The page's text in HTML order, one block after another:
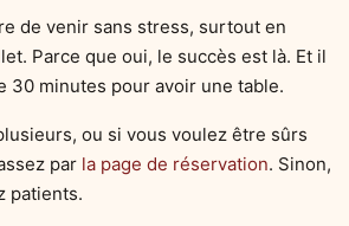
de venir sans stress, surtout en
Parce que oui, le succès est là. Et il
30 minutes pour avoir une table.
ou si vous voulez être sûrs
par la page de réservation. Sinon,
patients.